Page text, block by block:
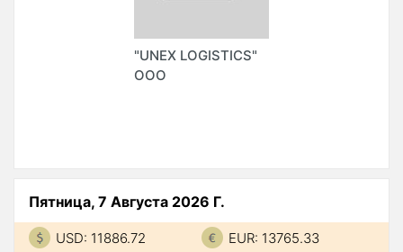
"UNEX LOGISTICS"
ООО
Пятница, 7 Августа 2026 Г.
USD: 11886.72 EUR: 13765.33